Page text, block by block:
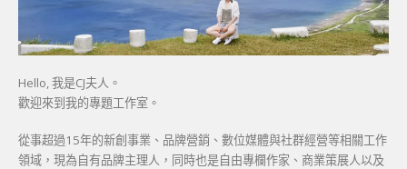
Hello, 我是CJ夫人。
歡迎來到我的專題工作室。
從事超過15年的新創事業、品牌營銷、數位媒體與社群經營等相關工作
領域，現為自有品牌主理人，同時也是自由專欄作家、商業策展人以及